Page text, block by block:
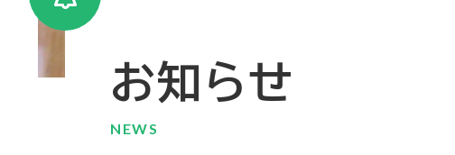
お知らせ
NEWS